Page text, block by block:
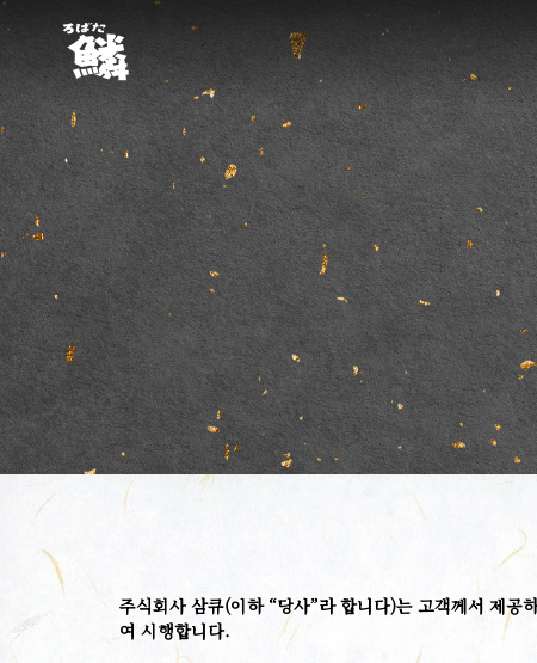
주식회사 삼큐(이하 “당사”라 합니다)는 고객께서 제
여 시행합니다.